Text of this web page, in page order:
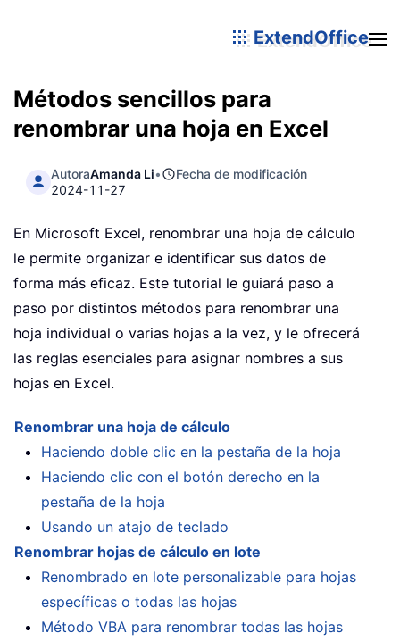
ExtendOffice
Métodos sencillos para
renombrar una hoja en Excel
AutoraAmanda Li•
Fecha de modificación
2024-11-27
En Microsoft Excel, renombrar una hoja de cálculo
le permite organizar e identificar sus datos de
forma más eficaz. Este tutorial le guiará paso a
paso por distintos métodos para renombrar una
hoja individual o varias hojas a la vez, y le ofrecerá
las reglas esenciales para asignar nombres a sus
hojas en Excel.
Renombrar una hoja de cálculo
Haciendo doble clic en la pestaña de la hoja
Haciendo clic con el botón derecho en la
pestaña de la hoja
Usando un atajo de teclado
Renombrar hojas de cálculo en lote
Renombrado en lote personalizable para hojas
específicas o todas las hojas
Método VBA para renombrar todas las hojas